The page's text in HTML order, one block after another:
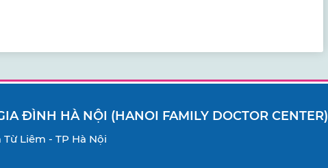
thuốc.
ĐÌNH HÀ NỘI (HANOI FAMILY DOCTOR CENTER)
Liêm - TP Hà Nội